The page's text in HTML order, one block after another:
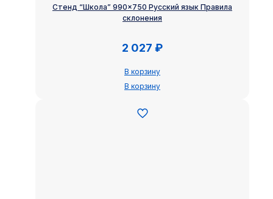
Стенд “Школа” 990×750 Русский язык Правила
склонения
2 027 ₽
В корзину
В корзину